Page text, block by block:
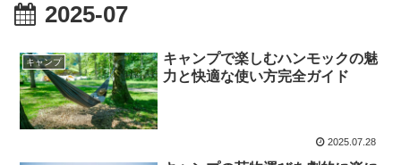
2025-07
キャンプ
キャンプで楽しむハンモックの魅
力と快適な使い方完全ガイド
2025.07.28